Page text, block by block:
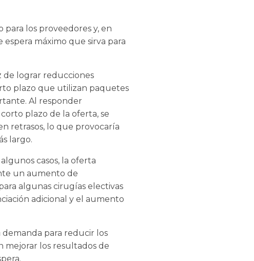
para los proveedores y, en
máximo que sirva para
de lograr reducciones
plazo que utilizan paquetes
Al responder
plazo de la oferta, se
retrasos, lo que provocaría
largo.
casos, la oferta
un aumento de
algunas cirugías electivas
adicional y el aumento
demanda para reducir los
mejorar los resultados de